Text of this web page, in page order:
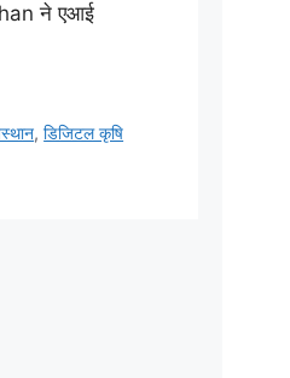
ने एआई
,डिजिटल कृषि